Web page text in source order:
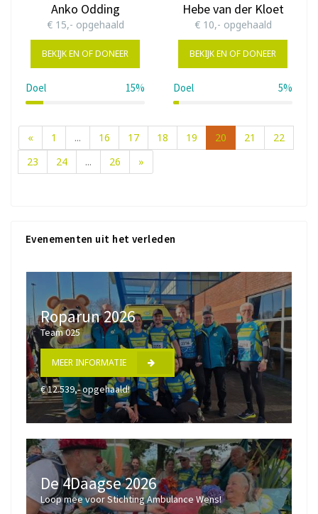
Anko Odding
€ 15,- opgehaald
BEKIJK EN OF DONEER
Doel 15%
15%
Hebe van der Kloet
€ 10,- opgehaald
BEKIJK EN OF DONEER
Doel 5%
5%
« 1 ... 16 17 18 19 20 21
22
23
24 ... 26 »
Evenementen uit het verleden
Roparun 2026
Team 025
MEER INFORMATIE
€ 12.539,- opgehaald!
De 4Daagse 2026
Loop mee voor Stichting Ambulance Wens!